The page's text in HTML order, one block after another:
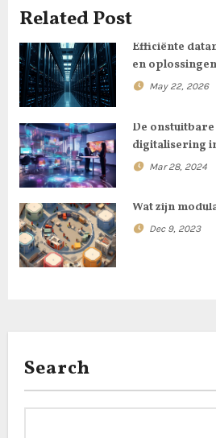
g
a
t
i
o
n
Related Post
Efficiënte
en
May 22, 2026
De
digitalisering
Mar 28, 2024
Wat zijn
Dec 9, 2023
Search